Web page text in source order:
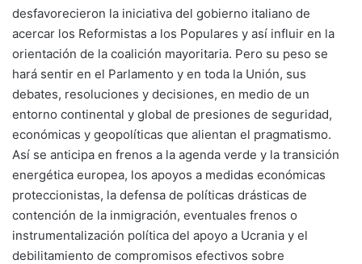
desfavorecieron la iniciativa del gobierno italiano de
acercar los Reformistas a los Populares y así influir en la
orientación de la coalición mayoritaria. Pero su peso se
hará sentir en el Parlamento y en toda la Unión, sus
debates, resoluciones y decisiones, en medio de un
entorno continental y global de presiones de seguridad,
económicas y geopolíticas que alientan el pragmatismo.
Así se anticipa en frenos a la agenda verde y la transición
energética europea, los apoyos a medidas económicas
proteccionistas, la defensa de políticas drásticas de
contención de la inmigración, eventuales frenos o
instrumentalización política del apoyo a Ucrania y el
debilitamiento de compromisos efectivos sobre